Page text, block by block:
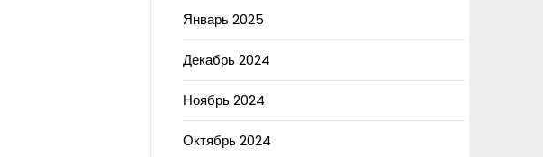
Январь 2025
Декабрь 2024
Ноябрь 2024
Октябрь 2024